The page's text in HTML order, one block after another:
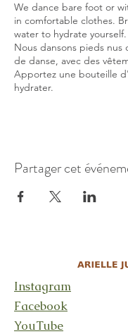
We dance bare foot or
in comfortable clothes.
water to hydrate yourself.
Nous dansons pieds nus
de danse, avec des
Apportez une bouteille
hydrater.
Partager cet
Instagram
Facebook
YouTube